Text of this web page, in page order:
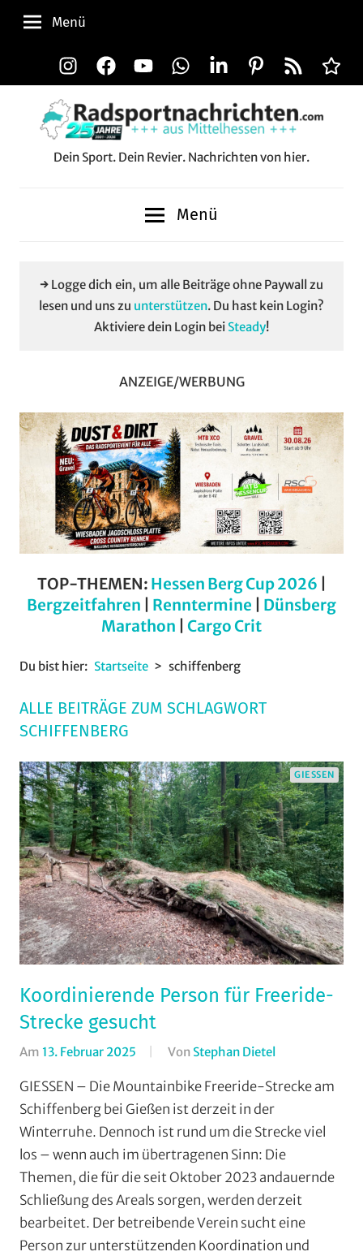
Zum
Inhalt
InstagramFacebookYouTubeWhatsAppLinkedInPinterest
RSS-
Feed
Alle
Menü
Dein Sport. Dein Revier. Nachrichten von hier.
Menü
→ Logge dich ein, um alle Beiträge ohne Paywall zu
lesen und uns zu unterstützen. Du hast kein Login?
Aktiviere dein Login bei Steady!
ANZEIGE/WERBUNG
TOP-THEMEN: Hessen Berg Cup 2026
Bergzeitfahren
Renntermine
Dünsberg
Marathon
Cargo Crit
Du bist hier: Startseite schiffenberg
ALLE BEITRÄGE ZUM SCHLAGWORT
SCHIFFENBERG
GIESSEN
Koordinierende Person für Freeride-
Strecke gesucht
Am 13. Februar 2025 Von Stephan Dietel
Enduro,
Mountainbike
RSG
Gießen
und
Wieseck
Vereine
GIESSEN – Die Mountainbike Freeride-Strecke am
Schiffenberg bei Gießen ist derzeit in der
Winterruhe. Dennoch ist rund um die Strecke viel
los – wenn auch im übertragenen Sinn: Die
Themen, die für die seit Oktober 2023 andauernde
Schließung des Areals sorgen, werden derzeit
bearbeitet. Der betreibende Verein sucht eine
Person zur unterstützenden Koordination und